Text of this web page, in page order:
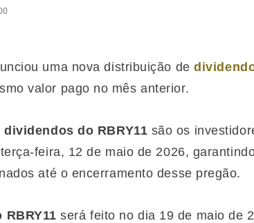
uma nova distribuição de
valor pago no mês anterior.
dividendos do RBRY11 são os
feira, 12 de maio de 2026,
até o encerramento desse pregão.
será feito no dia 19 de maio de